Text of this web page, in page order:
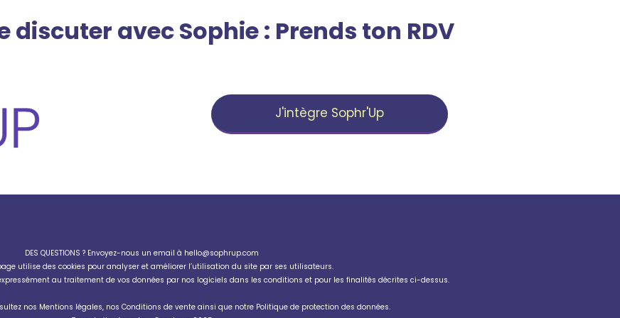
discuter avec Sophie : Prends ton RDV
J'intègre Sophr'Up
DES QUESTIONS ? Envoyez-nous un email à hello@sophrup.com
utilise des cookies pour analyser et améliorer l’utilisation du site par ses utilisateurs.
au traitement de vos données par nos logiciels dans les conditions et pour les finalités décrites ci-dessus.
nos Mentions légales, nosConditions de vente ainsi que notre Politique de protection des données.